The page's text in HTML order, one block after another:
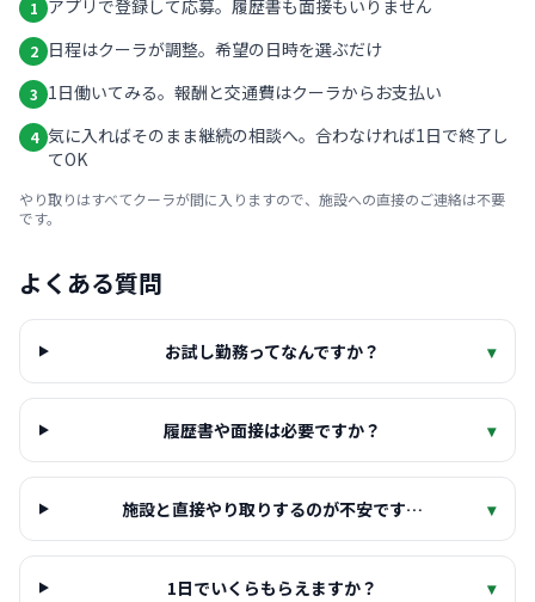
1 アプリで登録して応募。履歴書も面接もいりません
2 日程はクーラが調整。希望の日時を選ぶだけ
3 1日働いてみる。報酬と交通費はクーラからお支払い
4 気に入ればそのまま継続の相談へ。合わなければ1日で終了し
てOK
やり取りはすべてクーラが間に入りますので、施設への直接のご連絡は不要
です。
よくある質問
お試し勤務ってなんですか？ ▾
履歴書や面接は必要ですか？ ▾
施設と直接やり取りするのが不安です… ▾
1日でいくらもらえますか？ ▾